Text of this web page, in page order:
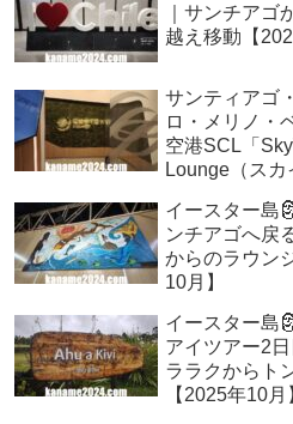
｜サンチアゴ
越え移動【
サンティアゴ
ロ・メリノ・
空港SCL「
Lounge（スカ
オリティパス
月】
イースター島
ンチアゴへ戻
からのラウン
10月】
イースター島
アイツアー2日
ララクからト
【2025年10月